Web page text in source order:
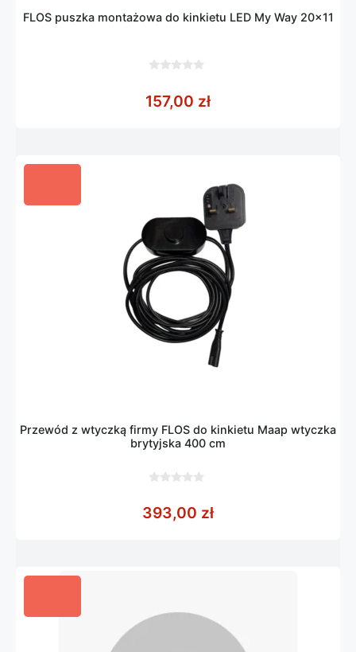
FLOS puszka montażowa do kinkietu LED My Way 20×11
5
157,00 zł
Przewód z wtyczką firmy FLOS do kinkietu Maap wtyczka
brytyjska 400 cm
5
393,00 zł